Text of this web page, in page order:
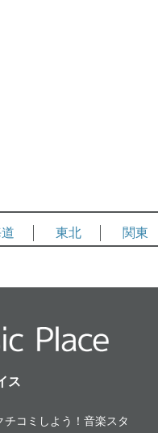
東北 関東
ミュー
ス
コミしよう！音楽スタ